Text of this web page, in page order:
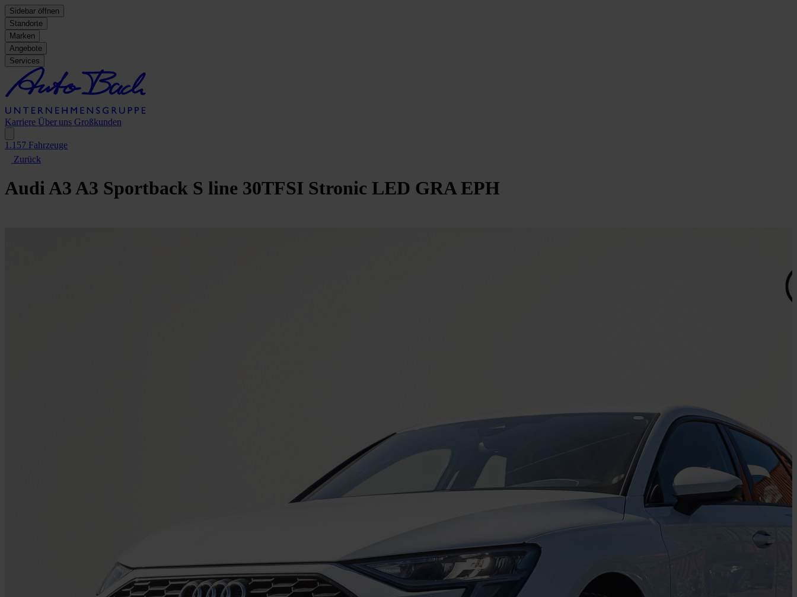
Sidebar öffnen
Standorte
Marken
Angebote
Services
Karriere Über uns Großkunden
1.157 Fahrzeuge
Zurück
Audi A3A3 Sportback S line 30TFSI Stronic LED GRA EPH